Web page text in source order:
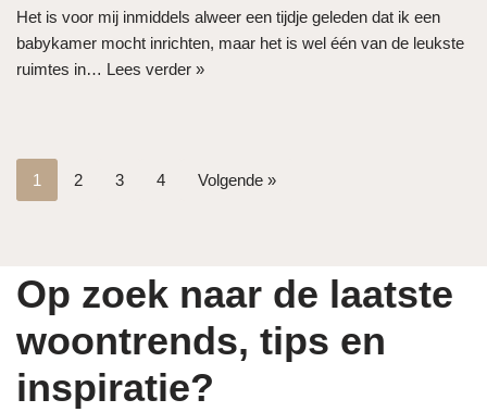
Het is voor mij inmiddels alweer een tijdje geleden dat ik een
babykamer mocht inrichten, maar het is wel één van de leukste
ruimtes in… Lees verder »
1 2 3 4 Volgende »
Op zoek naar de laatste
woontrends, tips en
inspiratie?